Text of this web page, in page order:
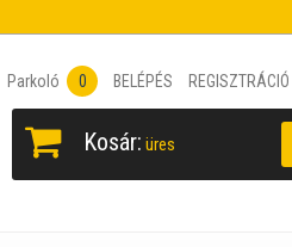
Parkoló 0 BELÉPÉS REGISZTRÁCIÓ
Kosár: üres